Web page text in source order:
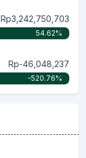
Rp3,242,750,703
54.62%
Rp-46,048,237
-520.76%